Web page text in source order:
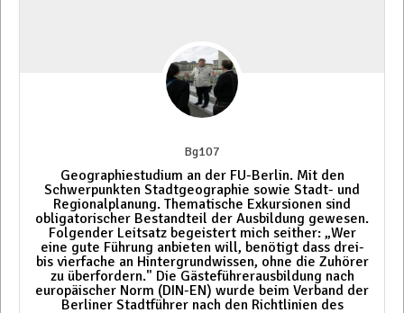
Bg107
Geographiestudium an der FU-Berlin. Mit den
Schwerpunkten Stadtgeographie sowie Stadt- und
Regionalplanung. Thematische Exkursionen sind
obligatorischer Bestandteil der Ausbildung gewesen.
Folgender Leitsatz begeistert mich seither: „Wer
eine gute Führung anbieten will, benötigt dass drei-
bis vierfache an Hintergrundwissen, ohne die Zuhörer
zu überfordern." Die Gästeführerausbildung nach
europäischer Norm (DIN-EN) wurde beim Verband der
Berliner Stadtführer nach den Richtlinien des